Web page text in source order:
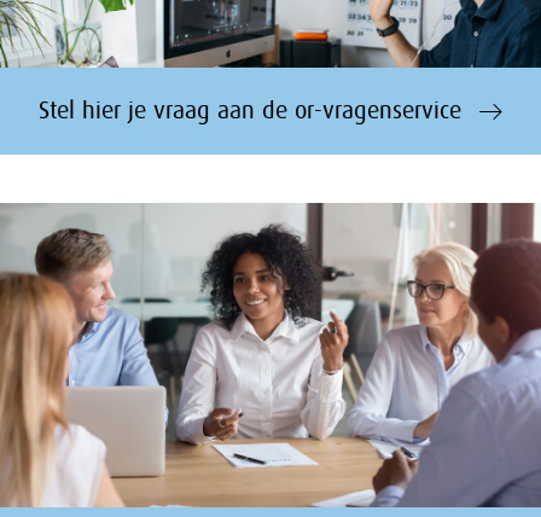
Stel hier je vraag aan de or-vragenservice